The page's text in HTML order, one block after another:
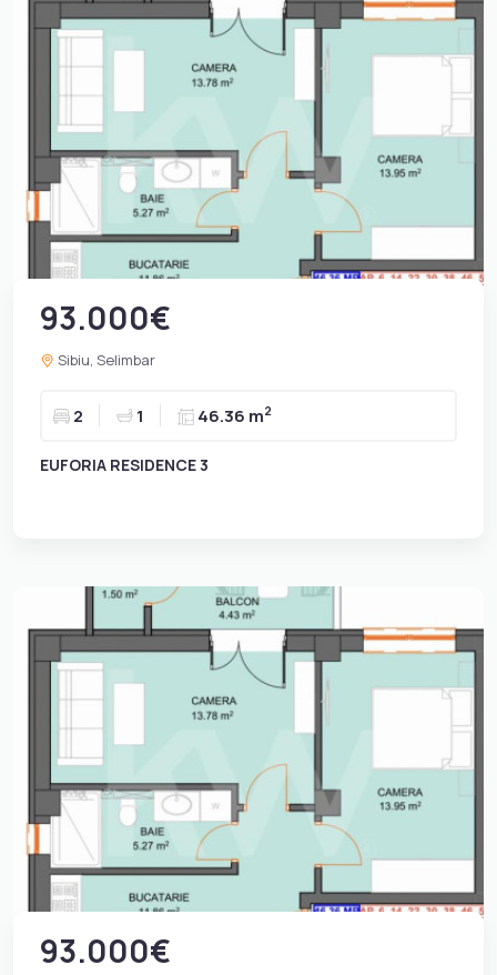
93.000€
Sibiu, Selimbar
2 1 46.36 m2
EUFORIA RESIDENCE 3
93.000€